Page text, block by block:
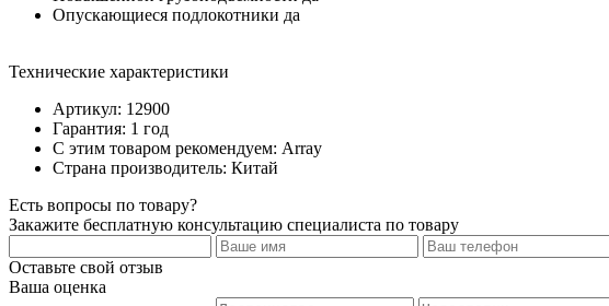
Опускающиеся подлокотники да
Технические характеристики
Артикул: 12900
Гарантия: 1 год
С этим товаром рекомендуем: Array
Страна производитель: Китай
Есть вопросы по товару?
Закажите бесплатную консультацию специалиста по товару
Оставьте свой отзыв
Ваша оценка